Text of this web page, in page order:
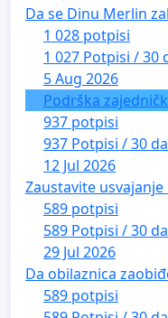
Da se Dinu Merlin
1 028 potpisi
1 027 Potpisi / 30
5 Aug 2026
Podrška
937 potpisi
937 Potpisi / 30
12 Jul 2026
Zaustavite
589 potpisi
589 Potpisi / 30
29 Jul 2026
Da obilaznica
589 potpisi